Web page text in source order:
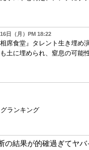
日（月）PM 18:22
相席食堂』タレント生き埋め
土に埋められ、窒息の可能
ランキング
の結果が的確過ぎてヤバ